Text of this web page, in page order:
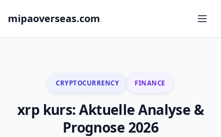
mipaoverseas.com
CRYPTOCURRENCY FINANCE
xrp kurs: Aktuelle Analyse &
Prognose 2026